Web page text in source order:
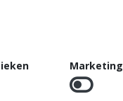
speels effect
én decoratief
in het water staan voor
Marketing